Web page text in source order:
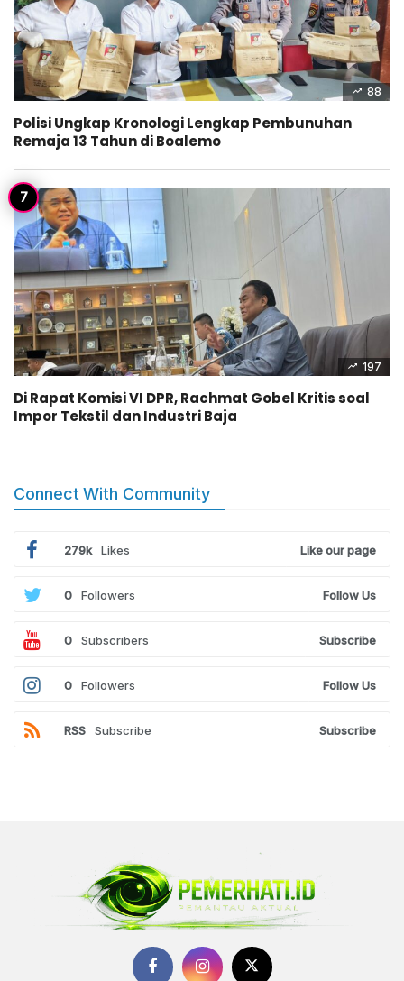
88
Polisi Ungkap Kronologi Lengkap Pembunuhan
Remaja 13 Tahun di Boalemo
197
Di Rapat Komisi VI DPR, Rachmat Gobel Kritis soal
Impor Tekstil dan Industri Baja
Connect With Community
279k Likes Like our page
0 Followers Follow Us
0 Subscribers Subscribe
0 Followers Follow Us
RSS Subscribe Subscribe